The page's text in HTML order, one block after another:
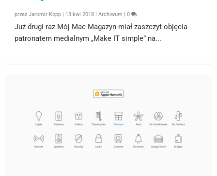
przezJaromir Kopp 13 kwi 2018 |Archiwum |0
Już drugi raz Mój Mac Magazyn miał zaszczyt objęcia
patronatem medialnym „Make IT simple” na...